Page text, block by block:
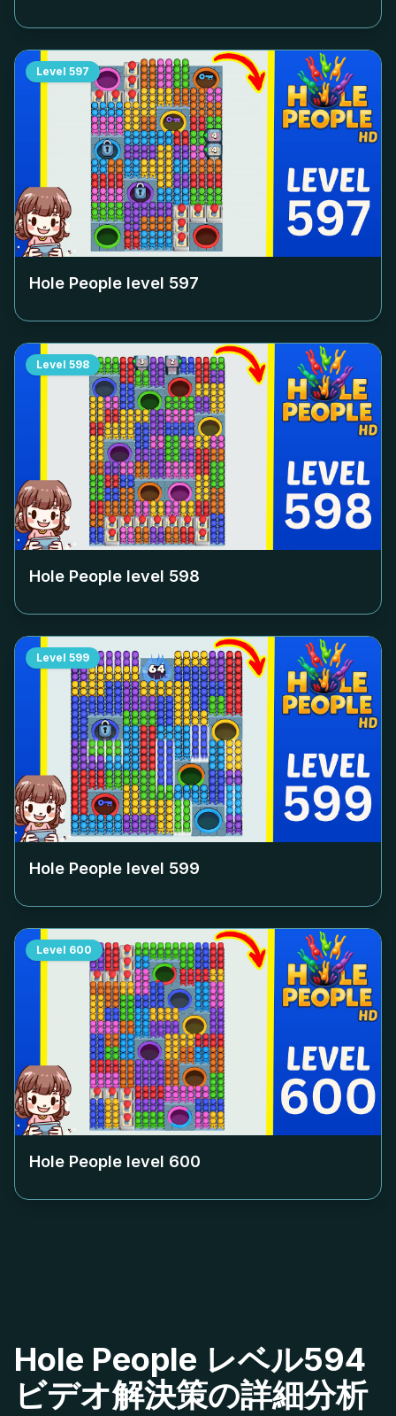
Level 597
Hole People level 597
Level 598
Hole People level 598
Level 599
Hole People level 599
Level 600
Hole People level 600
Hole People レベル594
ビデオ解決策の詳細分析